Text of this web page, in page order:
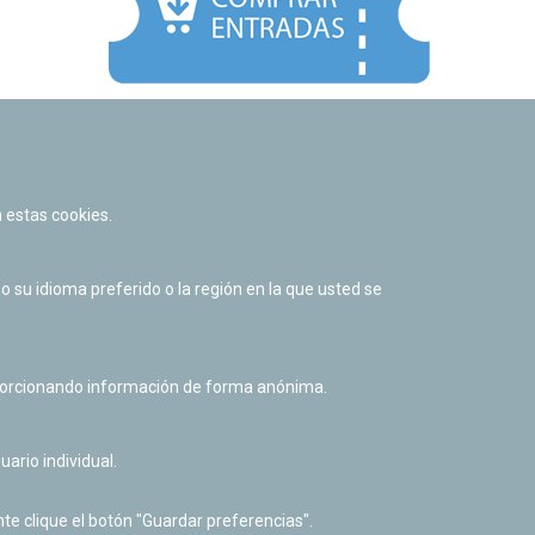
Política de cookies
Derecho de acceso a información pública
cookies.
su idioma preferido o la región en la que usted se
información de forma anónima.
individual.
clique el botón "Guardar preferencias".